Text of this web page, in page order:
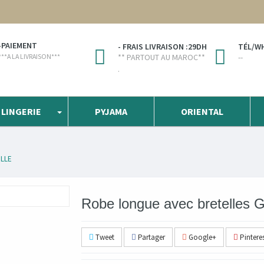
LA LIVRAISON***
- FRAIS LIVRAISON :29DH
** PARTOUT AU MAROC**
.
TÉL/
--
LINGERIE PYJAMA ORIENTAL
Robe longue avec bretelles
Tweet Partager Google+